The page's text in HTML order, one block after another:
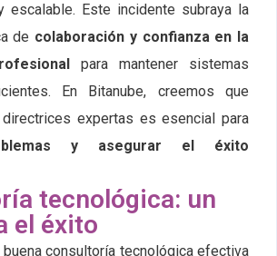
escalable. Este incidente subraya la
de colaboración y confianza en la
para mantener sistemas
En Bitanube, creemos que
expertas es esencial para
y asegurar el éxito
tecnológica: un
el éxito
buena consultoría tecnológica efectiva